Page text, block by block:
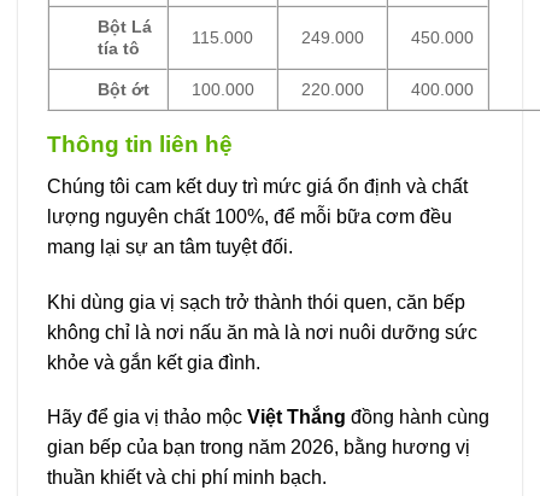
Bột Lá
tía tô
115.000 249.000 450.000
Bột ớt 100.000 220.000 400.000
Thông tin liên hệ
Chúng tôi cam kết duy trì mức giá ổn định và chất
lượng nguyên chất 100%, để mỗi bữa cơm đều
mang lại sự an tâm tuyệt đối.
Khi dùng gia vị sạch trở thành thói quen, căn bếp
không chỉ là nơi nấu ăn mà là nơi nuôi dưỡng sức
khỏe và gắn kết gia đình.
Hãy để gia vị thảo mộc Việt Thắng đồng hành cùng
gian bếp của bạn trong năm 2026, bằng hương vị
thuần khiết và chi phí minh bạch.